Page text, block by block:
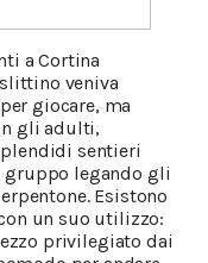
a Cortina
veniva
giocare, ma
gli adulti,
sentieri
gruppo legando gli
Esistono
un suo utilizzo:
privilegiato dai